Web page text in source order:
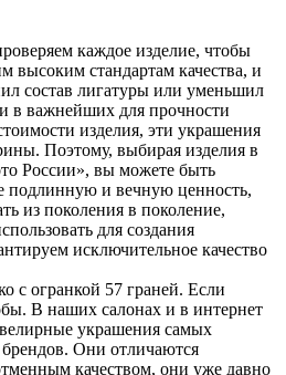
каждое изделие, чтобы
высоким стандартам качества, и
состав лигатуры или уменьшил
в важнейших для прочности
изделия, эти украшения
Поэтому, выбирая изделия в
России», вы можете быть
подлинную и вечную ценность,
из поколения в поколение,
для создания
исключительное качество
с огранкой 57 граней. Если
В наших салонах и в интернет
украшения самых
Они отличаются
качеством, они уже давно